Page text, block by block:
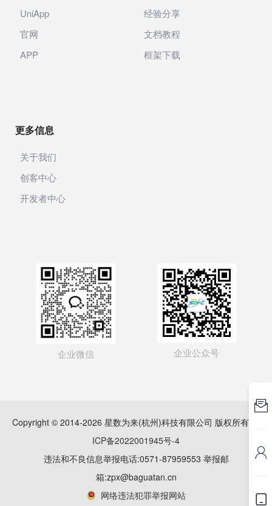
UniApp
官网
APP
经验分享
文档教程
框架下载
更多信息
关于我们
创客中心
开发者中心
企业微信 企业公众号
Copyright © 2014-2026 星数为来(杭州)科技有限公司 版权所有
ICP备2022001945号-4
违法和不良信息举报电话:0571-87959553 举报邮
箱:zpx@baguatan.cn
网络违法犯罪举报网站


